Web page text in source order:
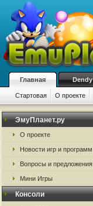
Главная Dendy
Стартовая О проекте
ЭмуПланет.ру
О проекте
Новости игр и программ
Вопросы и предложения
Мини Игры
Консоли